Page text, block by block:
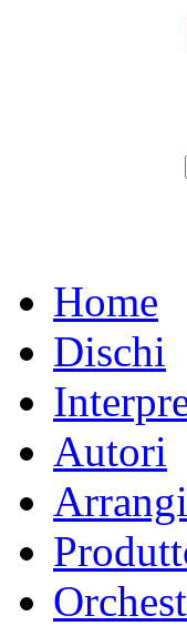
Home
Dischi
Autori